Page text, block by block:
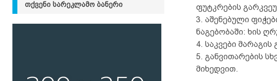
ფუტკრების
3. აშენებული
ნაგებობაში: ხის
4. საკვები
5. განვითარების
მიხედვით.
ᲗᲥᲕᲔᲜᲘ ᲡᲐᲠᲔᲙᲚᲐᲛᲝ ᲑᲐᲜᲔᲠᲘ